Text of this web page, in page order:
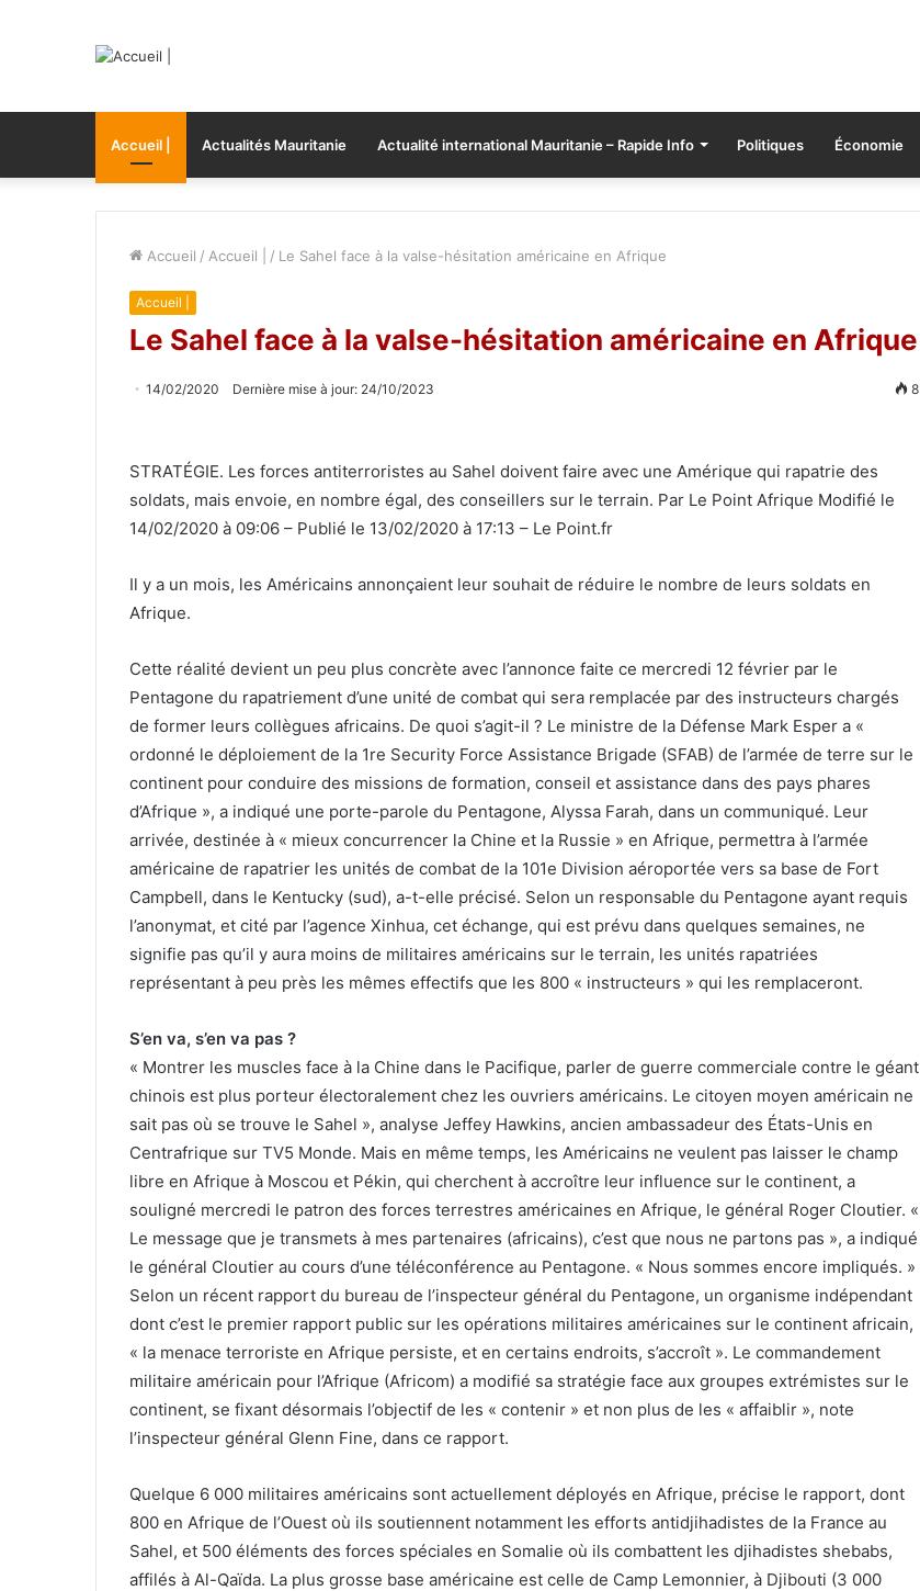
Accueil | Actualités Mauritanie Actualité international Mauritanie – Rapide Info Politiques Économie
Accueil / Accueil | / Le Sahel face à la valse-hésitation américaine en Afrique
Accueil |
Le Sahel face à la valse-hésitation américaine en Afrique
14/02/2020 Dernière mise à jour: 24/10/2023 8
STRATÉGIE. Les forces antiterroristes au Sahel doivent faire avec une Amérique qui rapatrie des
soldats, mais envoie, en nombre égal, des conseillers sur le terrain. Par Le Point Afrique Modifié le
14/02/2020 à 09:06 – Publié le 13/02/2020 à 17:13 – Le Point.fr
Il y a un mois, les Américains annonçaient leur souhait de réduire le nombre de leurs soldats en
Afrique.
Cette réalité devient un peu plus concrète avec l’annonce faite ce mercredi 12 février par le
Pentagone du rapatriement d’une unité de combat qui sera remplacée par des instructeurs chargés
de former leurs collègues africains. De quoi s’agit-il ? Le ministre de la Défense Mark Esper a «
ordonné le déploiement de la 1re Security Force Assistance Brigade (SFAB) de l’armée de terre sur le
continent pour conduire des missions de formation, conseil et assistance dans des pays phares
d’Afrique », a indiqué une porte-parole du Pentagone, Alyssa Farah, dans un communiqué. Leur
arrivée, destinée à « mieux concurrencer la Chine et la Russie » en Afrique, permettra à l’armée
américaine de rapatrier les unités de combat de la 101e Division aéroportée vers sa base de Fort
Campbell, dans le Kentucky (sud), a-t-elle précisé. Selon un responsable du Pentagone ayant requis
l’anonymat, et cité par l’agence Xinhua, cet échange, qui est prévu dans quelques semaines, ne
signifie pas qu’il y aura moins de militaires américains sur le terrain, les unités rapatriées
représentant à peu près les mêmes effectifs que les 800 « instructeurs » qui les remplaceront.
S’en va, s’en va pas ?
« Montrer les muscles face à la Chine dans le Pacifique, parler de guerre commerciale contre le géant
chinois est plus porteur électoralement chez les ouvriers américains. Le citoyen moyen américain ne
sait pas où se trouve le Sahel », analyse Jeffey Hawkins, ancien ambassadeur des États-Unis en
Centrafrique sur TV5 Monde. Mais en même temps, les Américains ne veulent pas laisser le champ
libre en Afrique à Moscou et Pékin, qui cherchent à accroître leur influence sur le continent, a
souligné mercredi le patron des forces terrestres américaines en Afrique, le général Roger Cloutier. «
Le message que je transmets à mes partenaires (africains), c’est que nous ne partons pas », a indiqué
le général Cloutier au cours d’une téléconférence au Pentagone. « Nous sommes encore impliqués. »
Selon un récent rapport du bureau de l’inspecteur général du Pentagone, un organisme indépendant
dont c’est le premier rapport public sur les opérations militaires américaines sur le continent africain,
« la menace terroriste en Afrique persiste, et en certains endroits, s’accroît ». Le commandement
militaire américain pour l’Afrique (Africom) a modifié sa stratégie face aux groupes extrémistes sur le
continent, se fixant désormais l’objectif de les « contenir » et non plus de les « affaiblir », note
l’inspecteur général Glenn Fine, dans ce rapport.
Quelque 6 000 militaires américains sont actuellement déployés en Afrique, précise le rapport, dont
800 en Afrique de l’Ouest où ils soutiennent notamment les efforts antidjihadistes de la France au
Sahel, et 500 éléments des forces spéciales en Somalie où ils combattent les djihadistes shebabs,
affilés à Al-Qaïda. La plus grosse base américaine est celle de Camp Lemonnier, à Djibouti (3 000